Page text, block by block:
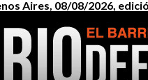
Aires, 08/08/2026,